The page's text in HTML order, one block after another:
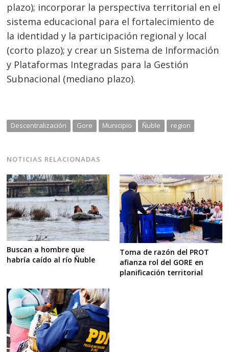
plazo); incorporar la perspectiva territorial en el
sistema educacional para el fortalecimiento de
la identidad y la participación regional y local
(corto plazo); y crear un Sistema de Información
y Plataformas Integradas para la Gestión
Subnacional (mediano plazo).
Descentralización Gore Municipio Ñuble region
NOTICIAS RELACIONADAS
Buscan a hombre que
habría caído al río Ñuble
Toma de razón del PROT
afianza rol del GORE en
planificación territorial